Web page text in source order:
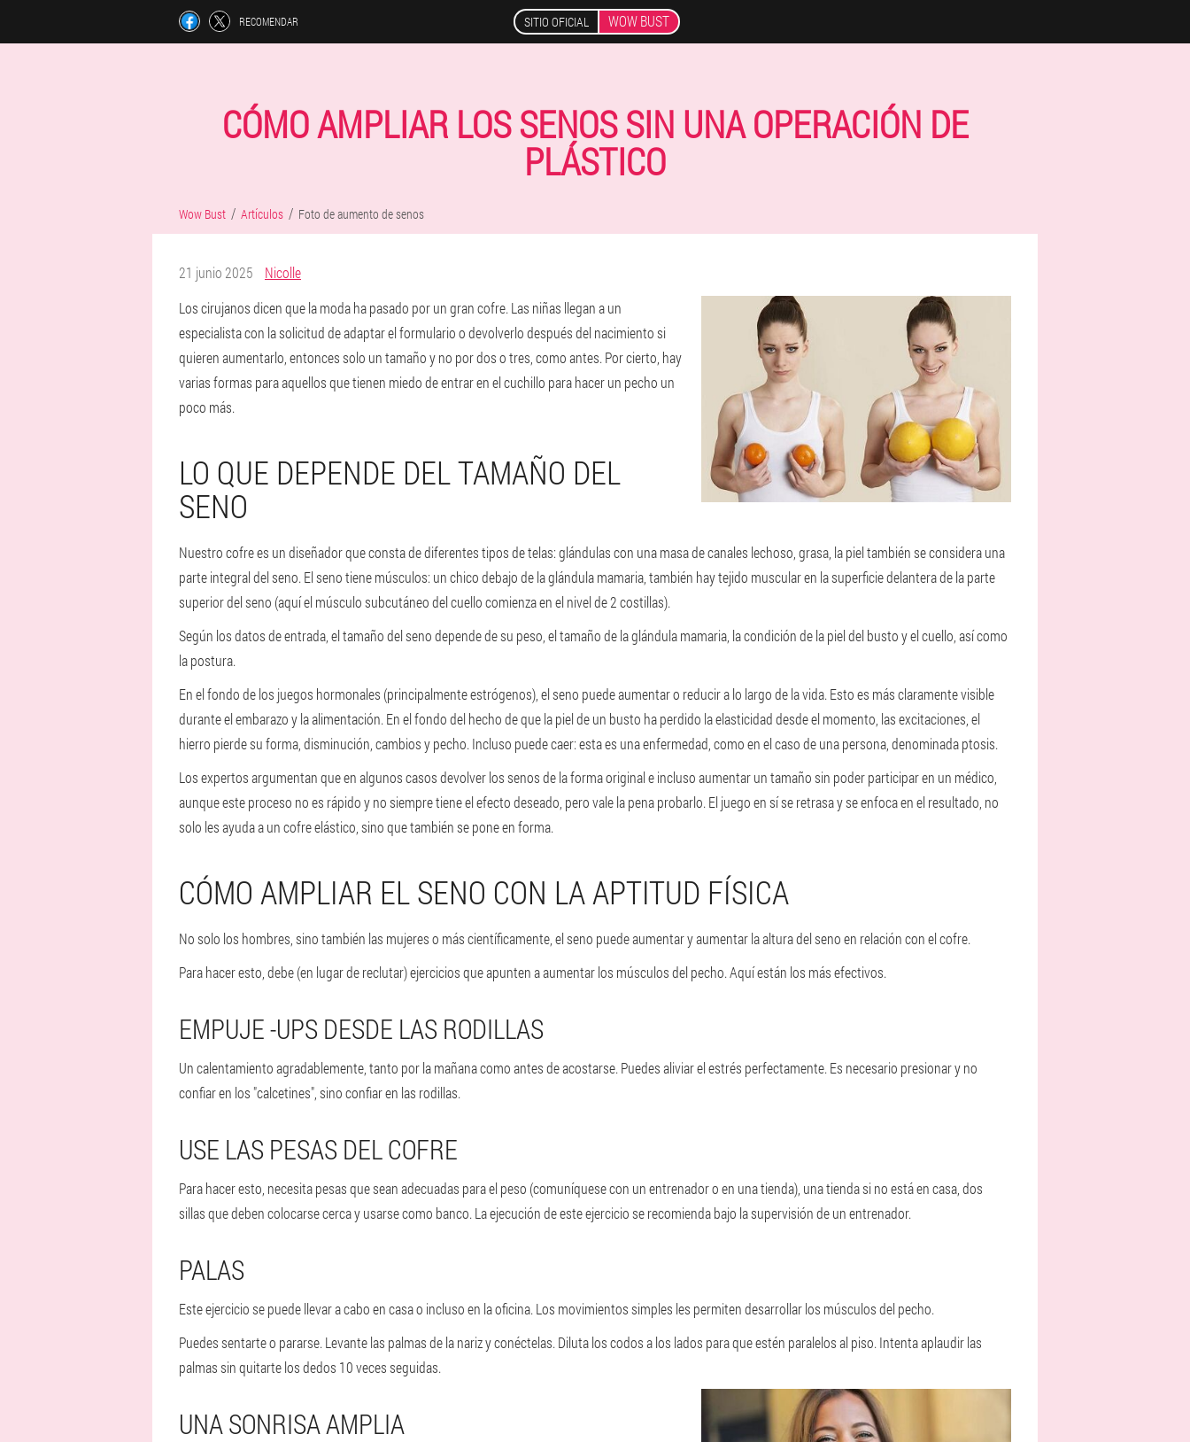
RECOMENDAR SITIO OFICIAL WOW BUST
CÓMO AMPLIAR LOS SENOS SIN UNA OPERACIÓN DE
PLÁSTICO
Wow Bust Artículos Foto de aumento de senos
21 junio 2025
Nicolle
Los cirujanos dicen que la moda ha pasado por un gran cofre. Las niñas llegan a un
especialista con la solicitud de adaptar el formulario o devolverlo después del nacimiento si
quieren aumentarlo, entonces solo un tamaño y no por dos o tres, como antes. Por cierto, hay
varias formas para aquellos que tienen miedo de entrar en el cuchillo para hacer un pecho un
poco más.
LO QUE DEPENDE DEL TAMAÑO DEL
SENO
Nuestro cofre es un diseñador que consta de diferentes tipos de telas: glándulas con una masa de canales lechoso, grasa, la piel también se considera una
parte integral del seno. El seno tiene músculos: un chico debajo de la glándula mamaria, también hay tejido muscular en la superficie delantera de la parte
superior del seno (aquí el músculo subcutáneo del cuello comienza en el nivel de 2 costillas).
Según los datos de entrada, el tamaño del seno depende de su peso, el tamaño de la glándula mamaria, la condición de la piel del busto y el cuello, así como
la postura.
En el fondo de los juegos hormonales (principalmente estrógenos), el seno puede aumentar o reducir a lo largo de la vida. Esto es más claramente visible
durante el embarazo y la alimentación. En el fondo del hecho de que la piel de un busto ha perdido la elasticidad desde el momento, las excitaciones, el
hierro pierde su forma, disminución, cambios y pecho. Incluso puede caer: esta es una enfermedad, como en el caso de una persona, denominada ptosis.
Los expertos argumentan que en algunos casos devolver los senos de la forma original e incluso aumentar un tamaño sin poder participar en un médico,
aunque este proceso no es rápido y no siempre tiene el efecto deseado, pero vale la pena probarlo. El juego en sí se retrasa y se enfoca en el resultado, no
solo les ayuda a un cofre elástico, sino que también se pone en forma.
CÓMO AMPLIAR EL SENO CON LA APTITUD FÍSICA
No solo los hombres, sino también las mujeres o más científicamente, el seno puede aumentar y aumentar la altura del seno en relación con el cofre.
Para hacer esto, debe (en lugar de reclutar) ejercicios que apunten a aumentar los músculos del pecho. Aquí están los más efectivos.
EMPUJE -UPS DESDE LAS RODILLAS
Un calentamiento agradablemente, tanto por la mañana como antes de acostarse. Puedes aliviar el estrés perfectamente. Es necesario presionar y no
confiar en los "calcetines", sino confiar en las rodillas.
USE LAS PESAS DEL COFRE
Para hacer esto, necesita pesas que sean adecuadas para el peso (comuníquese con un entrenador o en una tienda), una tienda si no está en casa, dos
sillas que deben colocarse cerca y usarse como banco. La ejecución de este ejercicio se recomienda bajo la supervisión de un entrenador.
PALAS
Este ejercicio se puede llevar a cabo en casa o incluso en la oficina. Los movimientos simples les permiten desarrollar los músculos del pecho.
Puedes sentarte o pararse. Levante las palmas de la nariz y conéctelas. Diluta los codos a los lados para que estén paralelos al piso. Intenta aplaudir las
palmas sin quitarte los dedos 10 veces seguidas.
UNA SONRISA AMPLIA